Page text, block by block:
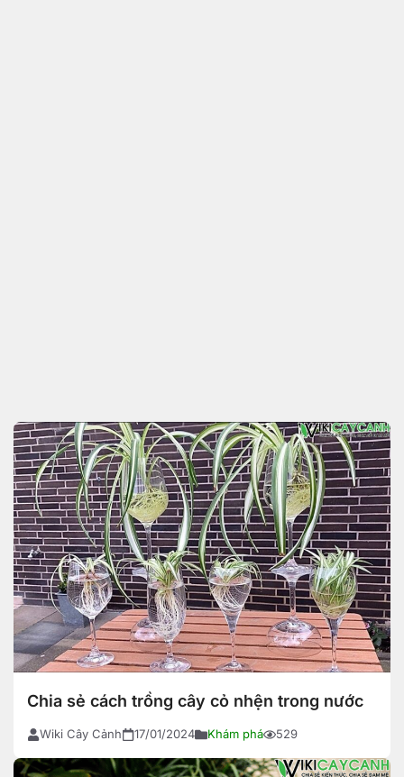
Chia sẻ cách trồng cây cỏ nhện trong nước
Wiki Cây Cảnh 17/01/2024 Khám phá 529